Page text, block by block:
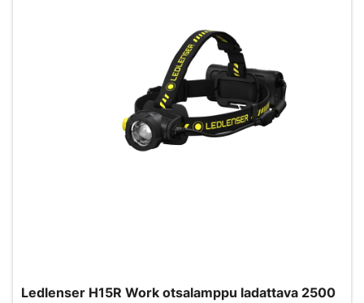
Ledlenser H15R Work otsalamppu ladattava 2500